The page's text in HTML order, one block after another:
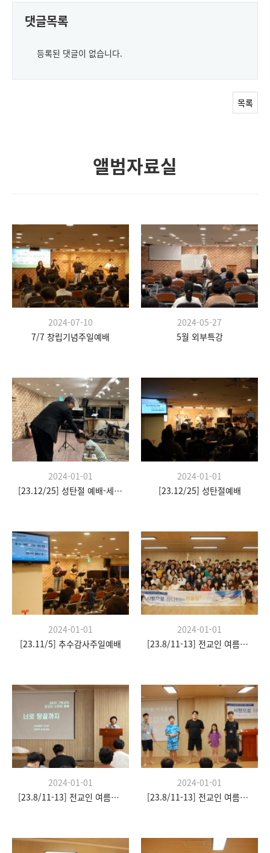
댓글목록
등록된 댓글이 없습니다.
목록
앨범자료실
2024-07-10
7/7 창립기념주일예배
2024-05-27
5월 외부특강
2024-01-01
[23.12/25] 성탄절 예배-세례식
2024-01-01
[23.12/25] 성탄절예배
2024-01-01
[23.11/5] 추수감사주일예배
2024-01-01
[23.8/11-13] 전교인 여름수련회
2024-01-01
[23.8/11-13] 전교인 여름수련회
2024-01-01
[23.8/11-13] 전교인 여름수련회